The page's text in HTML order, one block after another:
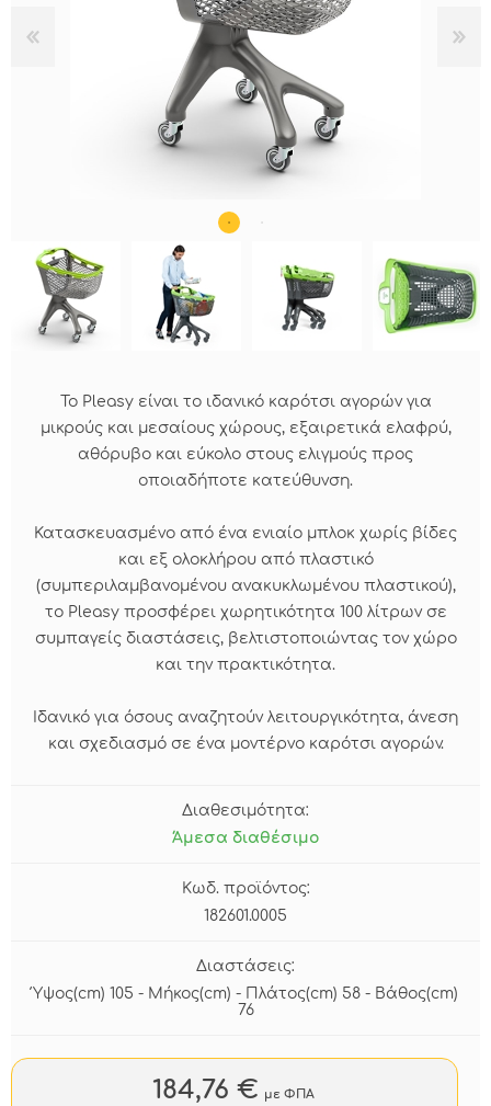
Το Pleasy είναι το ιδανικό καρότσι αγορών για
μικρούς και μεσαίους χώρους, εξαιρετικά ελαφρύ,
αθόρυβο και εύκολο στους ελιγμούς προς
οποιαδήποτε κατεύθυνση.
Κατασκευασμένο από ένα ενιαίο μπλοκ χωρίς βίδες
και εξ ολοκλήρου από πλαστικό
(συμπεριλαμβανομένου ανακυκλωμένου πλαστικού),
το Pleasy προσφέρει χωρητικότητα 100 λίτρων σε
συμπαγείς διαστάσεις, βελτιστοποιώντας τον χώρο
και την πρακτικότητα.
Ιδανικό για όσους αναζητούν λειτουργικότητα, άνεση
και σχεδιασμό σε ένα μοντέρνο καρότσι αγορών.
Διαθεσιμότητα:
Άμεσα διαθέσιμο
Κωδ. προϊόντος:
182601.0005
Διαστάσεις:
Ύψος(cm) 105 - Μήκος(cm) - Πλάτος(cm) 58 - Βάθος(cm)
76
184,76 € με ΦΠΑ